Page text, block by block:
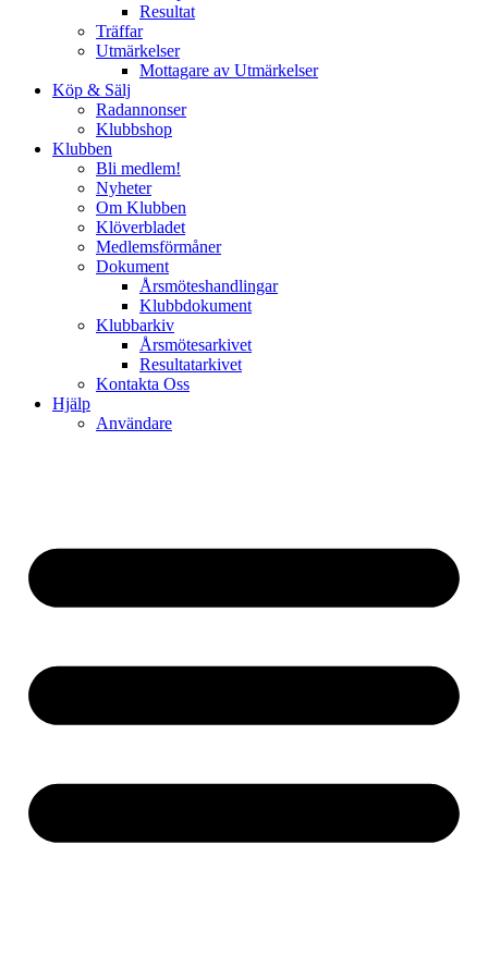
Resultat
Träffar
Utmärkelser
Mottagare av Utmärkelser
Köp & Sälj
Radannonser
Klubbshop
Klubben
Bli medlem!
Nyheter
Om Klubben
Klöverbladet
Medlemsförmåner
Dokument
Årsmöteshandlingar
Klubbdokument
Klubbarkiv
Årsmötesarkivet
Resultatarkivet
Kontakta Oss
Hjälp
Användare